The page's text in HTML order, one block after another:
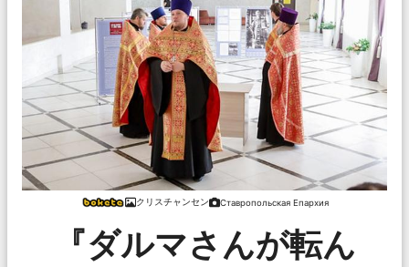
クリスチャンセン Ставропольская Епархия
『ダルマさんが転ん